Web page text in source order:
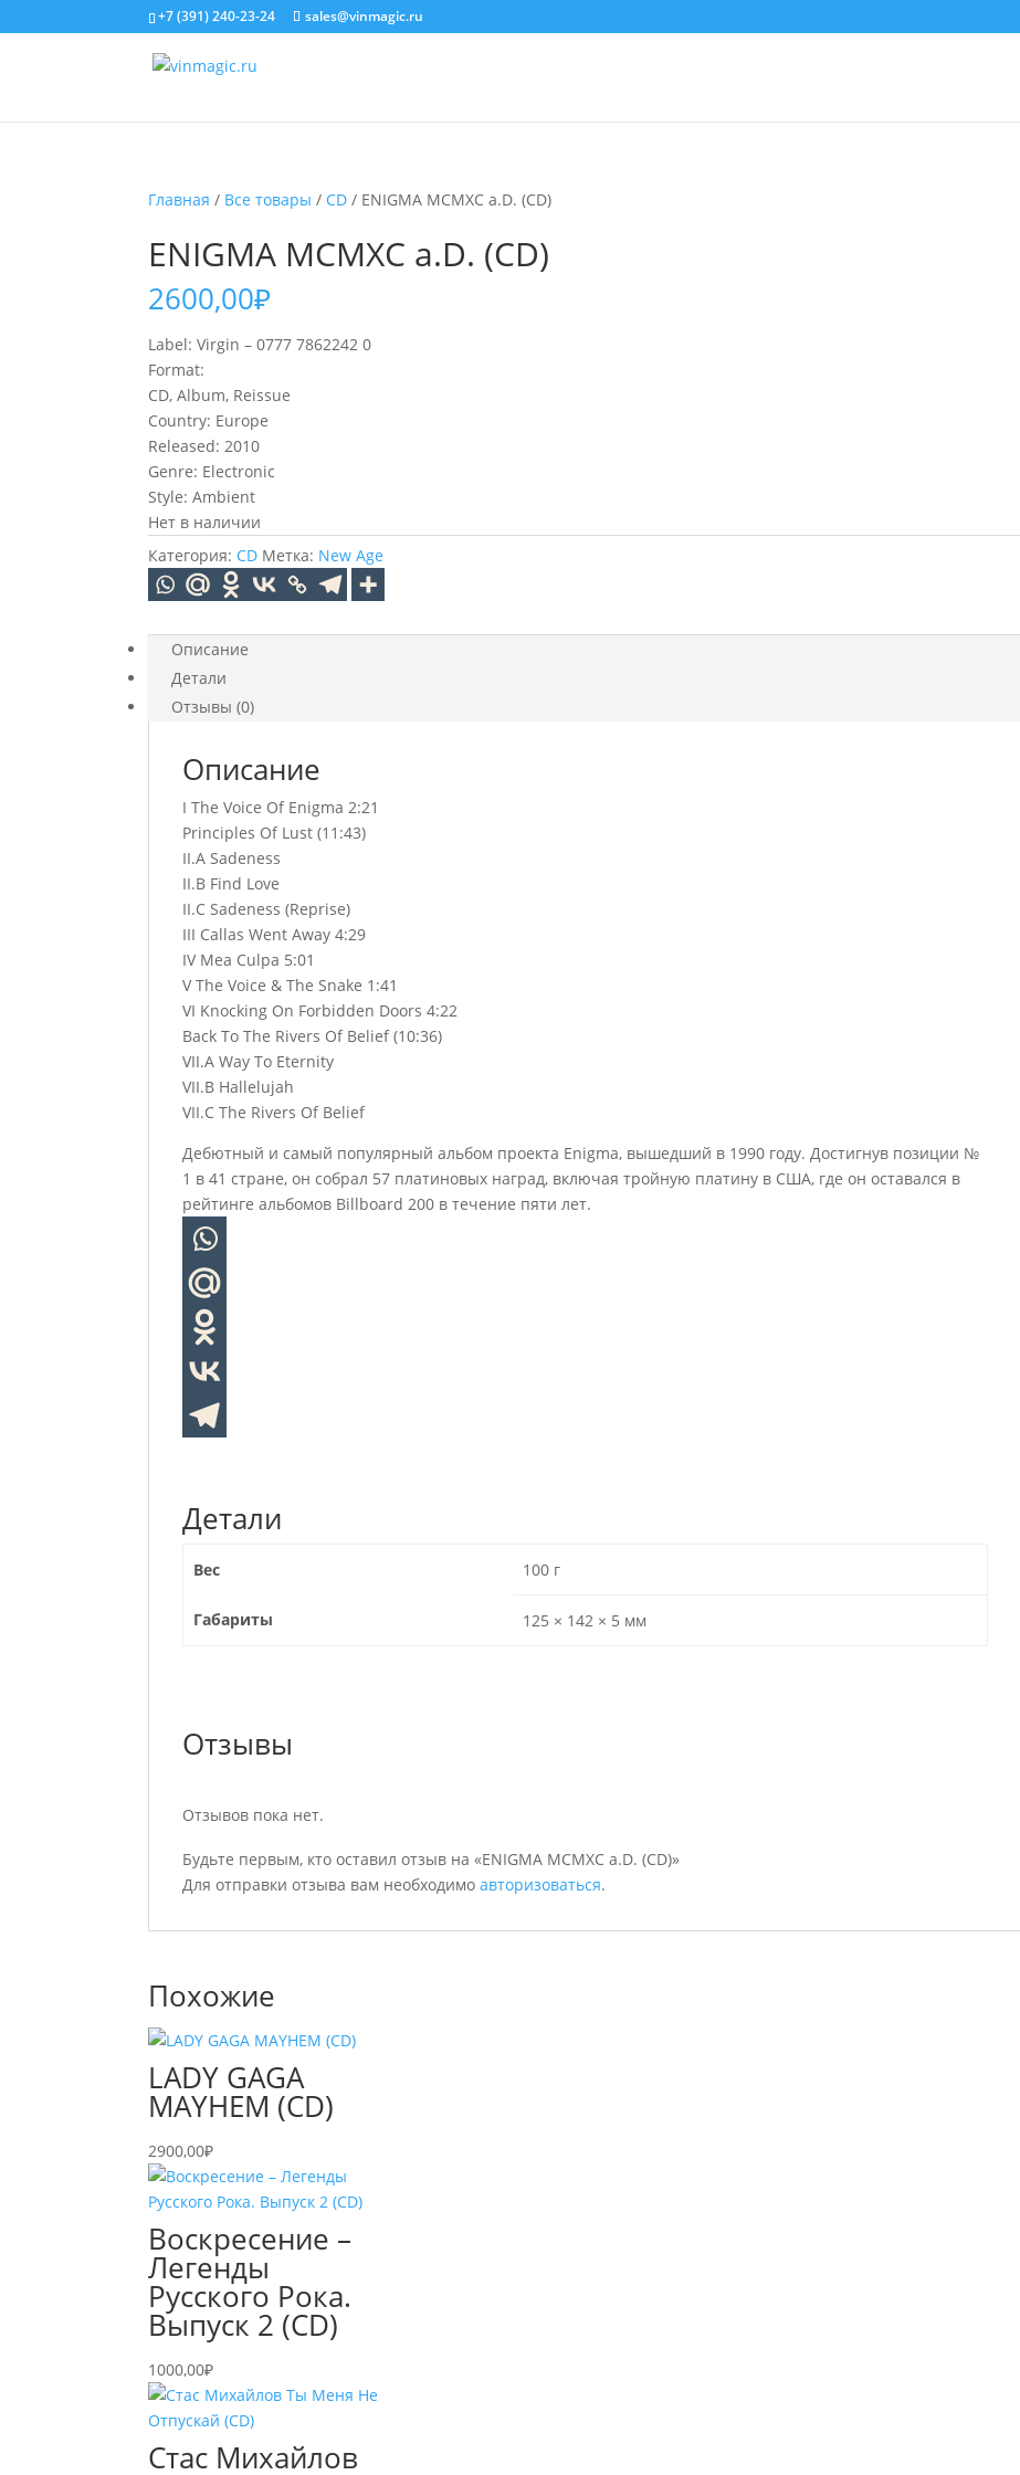
+7 (391) 240-23-24 sales@vinmagic.ru
Главная / Все товары / CD / ENIGMA MCMXC a.D. (CD)
ENIGMA MCMXC a.D. (CD)
2600,00₽
Label: Virgin – 0777 7862242 0
Format:
CD, Album, Reissue
Country: Europe
Released: 2010
Genre: Electronic
Style: Ambient
Нет в наличии
Категория: CD Метка: New Age
Описание
Детали
Отзывы (0)
Описание
I The Voice Of Enigma 2:21
Principles Of Lust (11:43)
II.A Sadeness
II.B Find Love
II.C Sadeness (Reprise)
III Callas Went Away 4:29
IV Mea Culpa 5:01
V The Voice & The Snake 1:41
VI Knocking On Forbidden Doors 4:22
Back To The Rivers Of Belief (10:36)
VII.A Way To Eternity
VII.B Hallelujah
VII.C The Rivers Of Belief
Дебютный и самый популярный альбом проекта Enigma, вышедший в 1990 году. Достигнув позиции №
1 в 41 стране, он собрал 57 платиновых наград, включая тройную платину в США, где он оставался в
рейтинге альбомов Billboard 200 в течение пяти лет.
Детали
Вес 100 г
Габариты 125 × 142 × 5 мм
Отзывы
Отзывов пока нет.
Будьте первым, кто оставил отзыв на «ENIGMA MCMXC a.D. (CD)»
Для отправки отзыва вам необходимоавторизоваться.
Похожие
LADY GAGA
MAYHEM (CD)
2900,00₽
Воскресение –
Легенды
Русского Рока.
Выпуск 2 (CD)
1000,00₽
Стас Михайлов